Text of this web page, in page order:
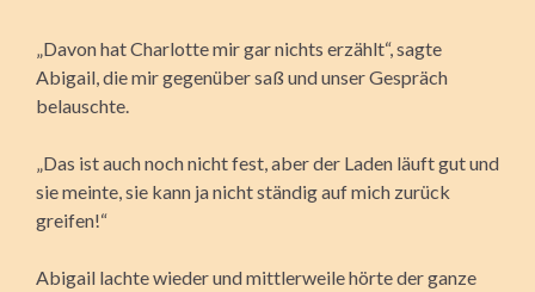
„Davon hat Charlotte mir gar nichts erzählt“, sagte
Abigail, die mir gegenüber saß und unser Gespräch
belauschte.
„Das ist auch noch nicht fest, aber der Laden läuft gut und
sie meinte, sie kann ja nicht ständig auf mich zurück
greifen!“
Abigail lachte wieder und mittlerweile hörte der ganze